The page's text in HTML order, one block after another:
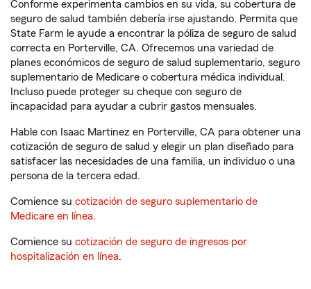
Conforme experimenta cambios en su vida, su cobertura de
seguro de salud también debería irse ajustando. Permita que
State Farm le ayude a encontrar la póliza de seguro de salud
correcta en Porterville, CA. Ofrecemos una variedad de
planes económicos de seguro de salud suplementario, seguro
suplementario de Medicare o cobertura médica individual.
Incluso puede proteger su cheque con seguro de
incapacidad para ayudar a cubrir gastos mensuales.
Hable con Isaac Martinez en Porterville, CA para obtener una
cotización de seguro de salud y elegir un plan diseñado para
satisfacer las necesidades de una familia, un individuo o una
persona de la tercera edad.
Comience su cotización de seguro suplementario de
Medicare en línea.
Comience su cotización de seguro de ingresos por
hospitalización en línea.